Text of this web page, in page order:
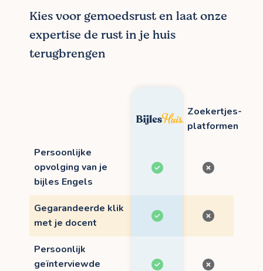
Kies voor gemoedsrust en laat onze
expertise de rust in je huis
terugbrengen
Zoekertjes-
platformen
Persoonlijke
opvolging van je
bijles Engels
Gegarandeerde klik
met je docent
Persoonlijk
geïnterviewde